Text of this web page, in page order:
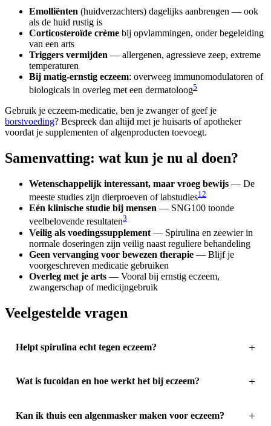
Emolliënten (huidverzachters) dagelijks aanbrengen — ook
als de huid rustig is
Corticosteroïde crème bij opvlammingen, onder begeleiding
van een arts
Triggers vermijden — allergenen, agressieve zeep, extreme
temperaturen
Bij matig-ernstig eczeem: overweeg immunomodulatoren of
biologicals in overleg met een dermatoloog5
Gebruik je eczeem-medicatie, ben je zwanger of geef je
borstvoeding? Bespreek dan altijd met je huisarts of apotheker
voordat je supplementen of algenproducten toevoegt.
Samenvatting: wat kun je nu al doen?
Wetenschappelijk interessant, maar vroeg bewijs — De
meeste studies zijn dierproeven of labstudies12
Eén klinische studie bij mensen — SNG100 toonde
veelbelovende resultaten3
Veilig als voedingssupplement — Spirulina en zeewier in
normale doseringen zijn veilig naast reguliere behandeling
Geen vervanging voor bewezen therapie — Blijf je
voorgeschreven medicatie gebruiken
Overleg met je arts — Vooral bij ernstig eczeem,
zwangerschap of medicijngebruik
Veelgestelde vragen
Helpt spirulina echt tegen eczeem?
Wat is fucoidan en hoe werkt het bij eczeem?
Kan ik thuis een algenmasker maken voor eczeem?